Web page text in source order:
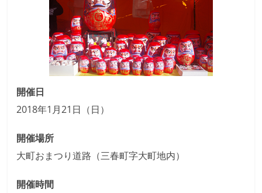
開催日
2018年1月21日（日）
開催場所
大町おまつり道路（三春町字大町地内）
開催時間